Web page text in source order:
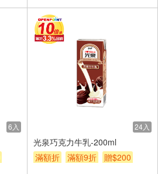
6入 24入
光泉巧克力牛乳-200ml
滿額折
滿額9折 贈$200